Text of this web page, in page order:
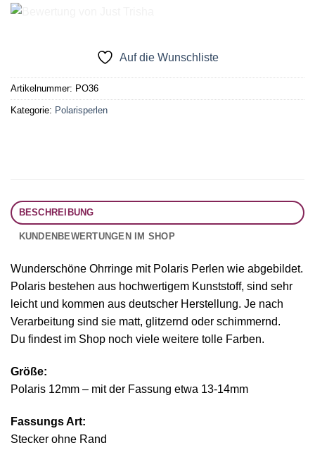
Auf die Wunschliste
Artikelnummer: PO36
Kategorie: Polarisperlen
BESCHREIBUNG
KUNDENBEWERTUNGEN IM SHOP
Wunderschöne Ohrringe mit Polaris Perlen wie abgebildet.
Polaris bestehen aus hochwertigem Kunststoff, sind sehr
leicht und kommen aus deutscher Herstellung. Je nach
Verarbeitung sind sie matt, glitzernd oder schimmernd.
Du findest im Shop noch viele weitere tolle Farben.
Größe:
Polaris 12mm – mit der Fassung etwa 13-14mm
Fassungs Art:
Stecker ohne Rand